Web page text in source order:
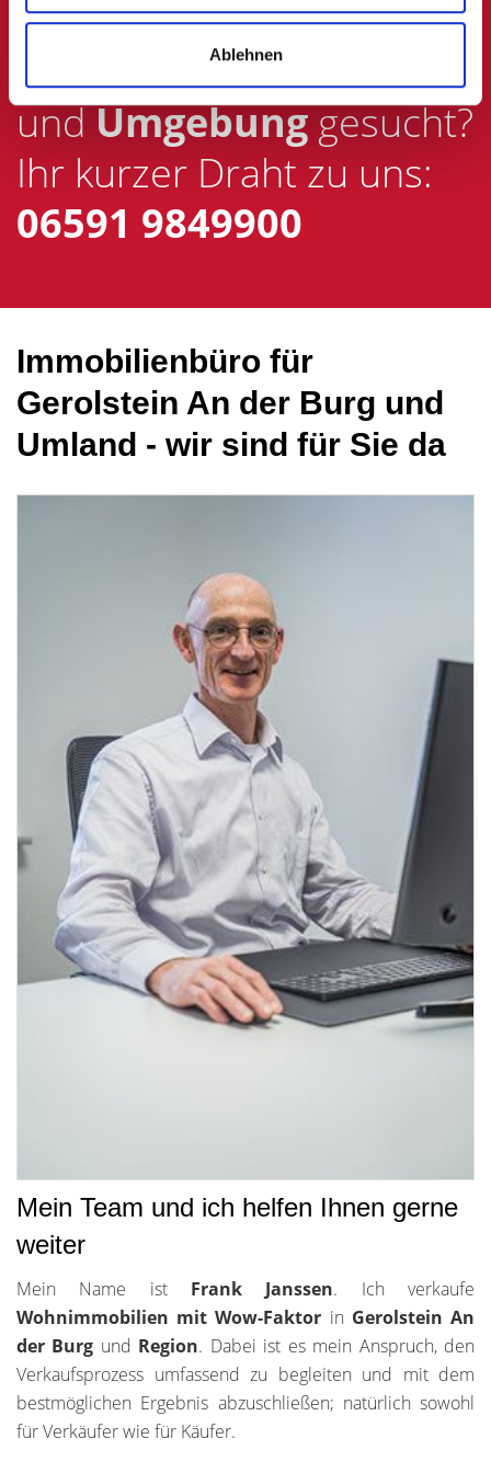
Ablehnen
Wohnungsmaklerfür
Gerolstein An der Burg
undUmgebunggesucht?
Ihr kurzer Draht zu uns:
06591 9849900
Immobilienbüro für
Gerolstein An der Burg und
Umland - wir sind für Sie da
Mein Team und ich helfen Ihnen gerne
weiter
Mein Name ist Frank Janssen. Ich verkaufe
Wohnimmobilien mit Wow-Faktor in Gerolstein An
der Burg und Region. Dabei ist es mein Anspruch, den
Verkaufsprozess umfassend zu begleiten und mit dem
bestmöglichen Ergebnis abzuschließen; natürlich sowohl
für Verkäufer wie für Käufer.